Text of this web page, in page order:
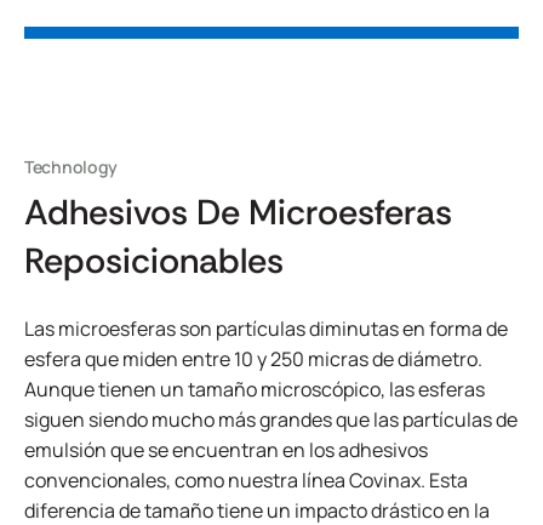
Technology
Adhesivos De Microesferas
Reposicionables
Las microesferas son partículas diminutas en forma de
esfera que miden entre 10 y 250 micras de diámetro.
Aunque tienen un tamaño microscópico, las esferas
siguen siendo mucho más grandes que las partículas de
emulsión que se encuentran en los adhesivos
convencionales, como nuestra línea Covinax. Esta
diferencia de tamaño tiene un impacto drástico en la